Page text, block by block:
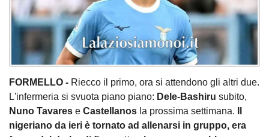
FORMELLO - Riecco il primo, ora si attendono gli altri due.
L'infermeria si svuota piano piano: Dele-Bashiru subito,
Nuno Tavares e Castellanos la prossima settimana.
nigeriano da ieri è tornato ad allenarsi in gruppo, era